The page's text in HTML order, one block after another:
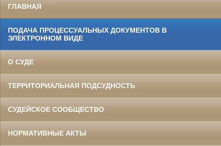
ГЛАВНАЯ
ПОДАЧА ПРОЦЕССУАЛЬНЫХ ДОКУМЕНТОВ В
ЭЛЕКТРОННОМ ВИДЕ
О СУДЕ
ТЕРРИТОРИАЛЬНАЯ ПОДСУДНОСТЬ
СУДЕЙСКОЕ СООБЩЕСТВО
НОРМАТИВНЫЕ АКТЫ